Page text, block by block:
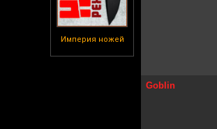
Империя ножей
Goblin